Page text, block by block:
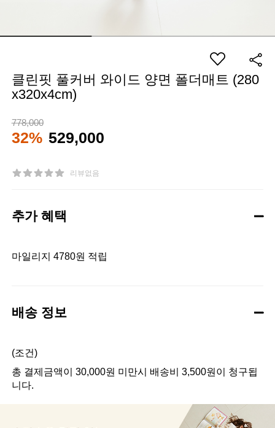
클린핏 풀커버 와이드 양면 폴더매트 (280
x320x4cm)
778,000
32% 529,000
리뷰없음
추가 혜택
마일리지 4780원 적립
배송 정보
(조건)
총 결제금액이 30,000원 미만시 배송비 3,500원이 청구됩
니다.